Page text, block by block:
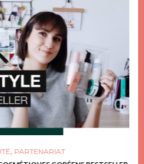
, PARTENARIAT